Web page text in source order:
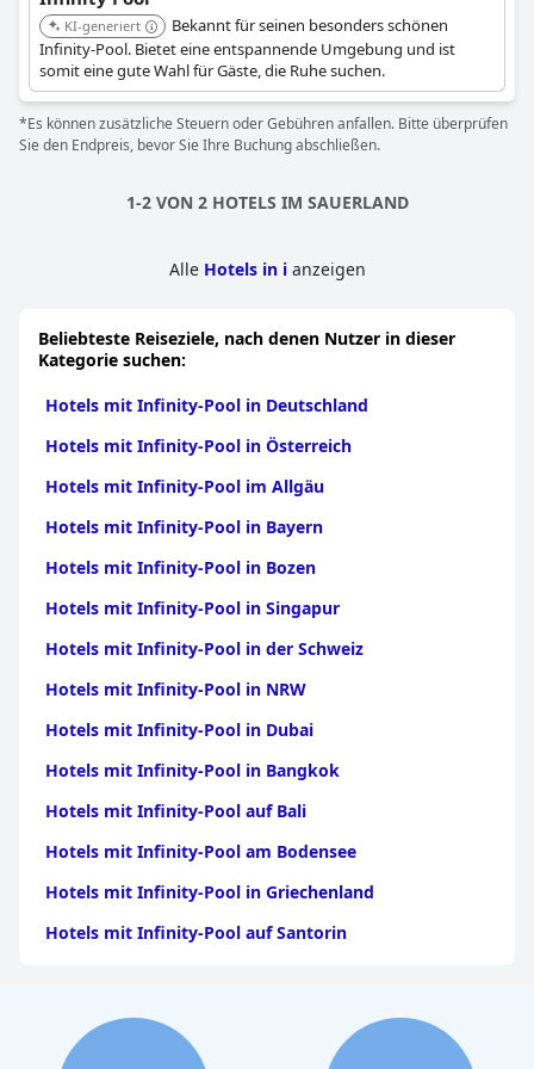
KI-generiert
Bekannt für seinen besonders schönen
Infinity-Pool. Bietet eine entspannende Umgebung und ist
somit eine gute Wahl für Gäste, die Ruhe suchen.
*Es können zusätzliche Steuern oder Gebühren anfallen. Bitte überprüfen
Sie den Endpreis, bevor Sie Ihre Buchung abschließen.
1-2 VON 2 HOTELS IM SAUERLAND
Alle Hotels in ianzeigen
Beliebteste Reiseziele, nach denen Nutzer in dieser
Kategorie suchen:
Hotels mit Infinity-Pool in Deutschland
Hotels mit Infinity-Pool in Österreich
Hotels mit Infinity-Pool im Allgäu
Hotels mit Infinity-Pool in Bayern
Hotels mit Infinity-Pool in Bozen
Hotels mit Infinity-Pool in Singapur
Hotels mit Infinity-Pool in der Schweiz
Hotels mit Infinity-Pool in NRW
Hotels mit Infinity-Pool in Dubai
Hotels mit Infinity-Pool in Bangkok
Hotels mit Infinity-Pool auf Bali
Hotels mit Infinity-Pool am Bodensee
Hotels mit Infinity-Pool in Griechenland
Hotels mit Infinity-Pool auf Santorin
Hotels mit Infinity-Pool in Tirol
Hotels mit Infinity-Pool auf Kreta